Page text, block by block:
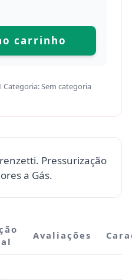
carrinho
Categoria:Sem categoria
Pressurização
a Gás.
Avaliações